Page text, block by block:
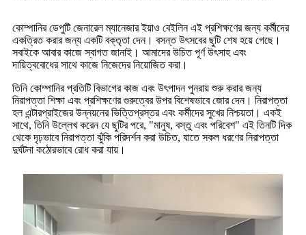
কোম্পানির ডেপুটি জেনারেল ম্যানেজার ইয়াও বেইলিন এই প্রশিক্ষণের জন্য কর্মীদের
একত্রিত করার জন্য একটি বক্তৃতা দেন। বসন্ত উৎসবের ছুটি শেষ হয়ে গেছে।
সবাইকে আবার কাজে স্বাগত জানাই। আমাদের উচিত পূর্ণ উৎসাহ এবং
দায়িত্ববোধের সাথে কাজে নিজেদের নিয়োজিত করা।
তিনি কোম্পানির প্রতিটি বিভাগের কাজ এবং উৎপাদন পুনরায় শুরু করার জন্য
নিরাপত্তা শিক্ষা এবং প্রশিক্ষণের গুরুত্বের উপর বিশেষভাবে জোর দেন। নিরাপত্তা
হল এন্টারপ্রাইজের উন্নয়নের ভিত্তিপ্রস্তর এবং কর্মীদের সুখের নিশ্চয়তা। একই
সাথে, তিনি উল্লেখ করেন যে ছুটির পরে, "মানুষ, বস্তু এবং পরিবেশ" এই তিনটি দিক
থেকে দৃঢ়ভাবে নিরাপত্তা ঝুঁকি পরিদর্শন করা উচিত, যাতে সকল ধরণের নিরাপত্তা
দুর্ঘটনা কঠোরভাবে রোধ করা যায়।